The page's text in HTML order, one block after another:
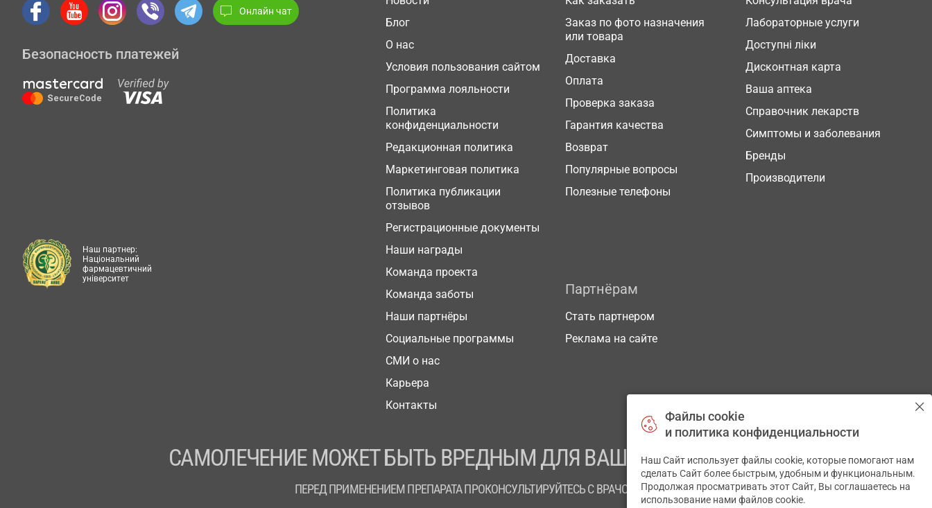
Онлайн чат
Безопасность платежей
Блог
О нас
Условия пользования сайтом
Программа лояльности
Политика
конфиденциальности
Редакционная политика
Маркетинговая политика
Политика публикации
отзывов
Регистрационные документы
Наши награды
Команда проекта
Команда заботы
Наши партнёры
Социальные программы
СМИ о нас
Карьера
Контакты
Заказ по фото назначения
или товара
Доставка
Оплата
Проверка заказа
Гарантия качества
Возврат
Популярные вопросы
Полезные телефоны
Лабораторные услуги
Доступні ліки
Дисконтная карта
Ваша аптека
Справочник лекарств
Симптомы и заболевания
Бренды
Производители
Партнёрам
Стать партнером
Реклама на сайте
Наш партнер:
Національний
фармацевтичний
університет
САМОЛЕЧЕНИЕ МОЖЕТ БЫТЬ ВРЕДНЫМ ДЛЯ ВАШЕГО ЗДОРОВЬЯ
ПЕРЕД ПРИМЕНЕНИЕМ ПРЕПАРАТА ПРОКОНСУЛЬТИРУЙТЕСЬ С ВРАЧОМ
Файлы cookie
и политика конфиденциальности
Наш Сайт использует файлы cookie, которые помогают нам
сделать Сайт более быстрым, удобным и функциональным.
Продолжая просматривать этот Сайт, Вы соглашаетесь на
использование нами файлов cookie.
✕